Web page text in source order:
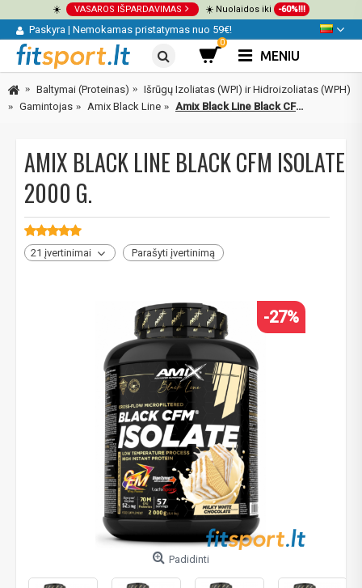
☀️ VASAROS IŠPARDAVIMAS ☀️ Nuolaidos iki -60%!!!
Paskyra | Nemokamas pristatymas nuo 59€!
0
MENIU
Baltymai (Proteinas)
Išrūgų Izoliatas (WPI) ir Hidroizoliatas (WPH)
Gamintojas
Amix Black Line Amix Black Line Black CFM Isolate 2000 g.
AMIX BLACK LINE BLACK CFM ISOLATE
2000 G.
21 įvertinimai Parašyti įvertinimą
-27%
Padidinti